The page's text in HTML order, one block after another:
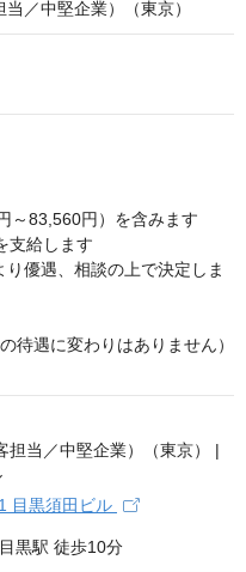
／中堅企業）（東京）
～83,560円）を含みます
支給します
優遇、相談の上で決定しま
待遇に変わりはありません）
目黒須田ビル
黒駅 徒歩10分